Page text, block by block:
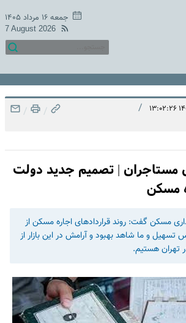
جمعه ۱۶ مرداد ۱۴۰۵
7 August 2026
/
/
/
| تصمیم جدید دولت
مسکن
مسکن گفت: روند قراردادهای اجاره مسکن از
و ما شاهد بهبود و آرامش در این بازار از
تهران هستیم.